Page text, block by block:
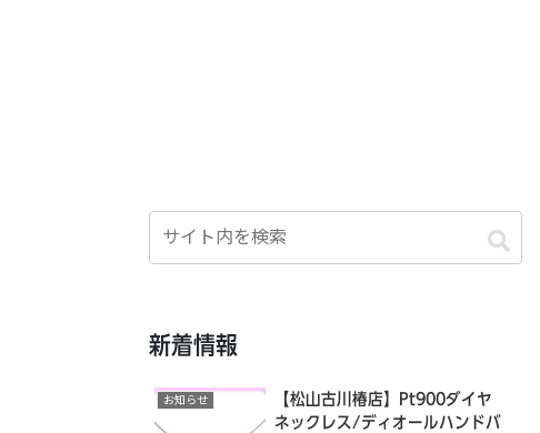
新着情報
お知らせ
【松山古川椿店】Pt900ダイヤ
ネックレス/ディオールハンドバ